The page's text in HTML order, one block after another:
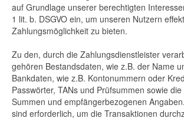
auf Grundlage unserer berechtigten
1 lit. b. DSGVO ein, um unseren Nutzern
Zahlungsmöglichkeit zu bieten.
Zu den, durch die Zahlungsdienstleister
gehören Bestandsdaten, wie z.B. der Name
Bankdaten, wie z.B. Kontonummern oder
Passwörter, TANs und Prüfsummen sowie
Summen und empfängerbezogenen
sind erforderlich, um die Transaktionen